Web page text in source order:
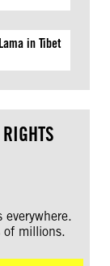
in Tibet
of millions.